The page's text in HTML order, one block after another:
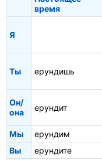
время
Я
Ты ерундишь
Он/
она
ерундит
Мы
ерундим
Вы
ерундите